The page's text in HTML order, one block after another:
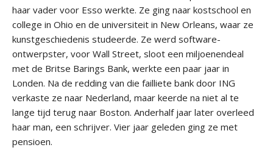
haar vader voor Esso werkte. Ze ging naar kostschool en
college in Ohio en de universiteit in New Orleans, waar ze
kunstgeschiedenis studeerde. Ze werd software-
ontwerpster, voor Wall Street, sloot een miljoenendeal
met de Britse Barings Bank, werkte een paar jaar in
Londen. Na de redding van die failliete bank door ING
verkaste ze naar Nederland, maar keerde na niet al te
lange tijd terug naar Boston. Anderhalf jaar later overleed
haar man, een schrijver. Vier jaar geleden ging ze met
pensioen.